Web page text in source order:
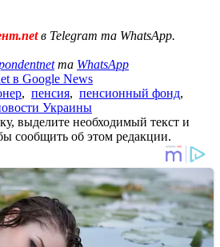
в Telegram та WhatsApp.
та WhatsApp
в Google News
, пенсия, пенсионный фонд,
Украины
выделите необходимый текст и
сообщить об этом редакции.